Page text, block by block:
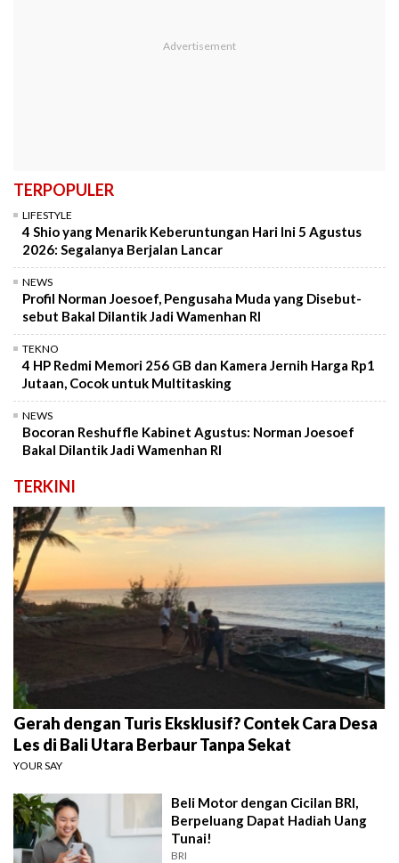
TERPOPULER
LIFESTYLE
4 Shio yang Menarik Keberuntungan Hari Ini 5 Agustus
2026: Segalanya Berjalan Lancar
NEWS
Profil Norman Joesoef, Pengusaha Muda yang Disebut-
sebut Bakal Dilantik Jadi Wamenhan RI
TEKNO
4 HP Redmi Memori 256 GB dan Kamera Jernih Harga Rp1
Jutaan, Cocok untuk Multitasking
NEWS
Bocoran Reshuffle Kabinet Agustus: Norman Joesoef
Bakal Dilantik Jadi Wamenhan RI
TERKINI
Gerah dengan Turis Eksklusif? Contek Cara Desa
Les di Bali Utara Berbaur Tanpa Sekat
YOUR SAY
Beli Motor dengan Cicilan BRI,
Berpeluang Dapat Hadiah Uang
Tunai!
BRI